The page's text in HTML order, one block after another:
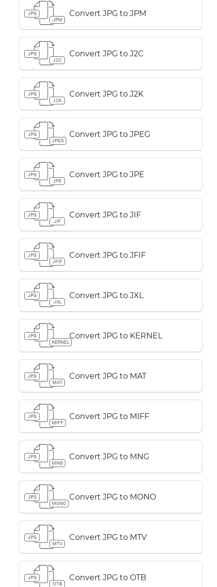
JPG
JPM
Convert JPG to JPM
JPG
J2C
Convert JPG to J2C
JPG
J2K
Convert JPG to J2K
JPG
JPEG
Convert JPG to JPEG
JPG
JPE
Convert JPG to JPE
JPG
JIF
Convert JPG to JIF
JPG
JFIF
Convert JPG to JFIF
JPG
JXL
Convert JPG to JXL
JPG
KERNEL
Convert JPG to KERNEL
JPG
MAT
Convert JPG to MAT
JPG
MIFF
Convert JPG to MIFF
JPG
MNG
Convert JPG to MNG
JPG
MONO
Convert JPG to MONO
JPG
MTV
Convert JPG to MTV
JPG
OTB
Convert JPG to OTB